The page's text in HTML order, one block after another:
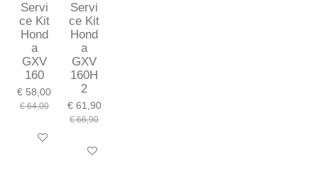
Servi
ce Kit
Hond
a
GXV
160
€ 58,00
€ 64,00
In winkelwagen
Servi
ce Kit
Hond
a
GXV
160H
2
€ 61,90
€ 66,90
In winkelwagen